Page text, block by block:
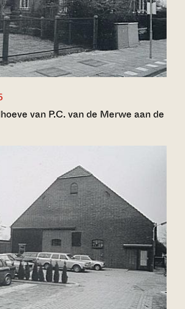
van P.C. van de Merwe aan de